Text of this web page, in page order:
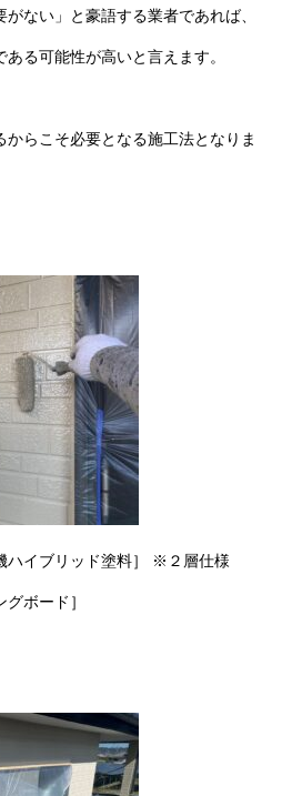
ない」と豪語する業者であれば、
る可能性が高いと言えます。
らこそ必要となる施工法となりま
イブリッド塗料］ ※２層仕様
ボード］